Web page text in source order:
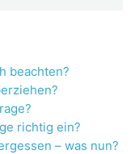
beachten?
richtig ein?
– was nun?